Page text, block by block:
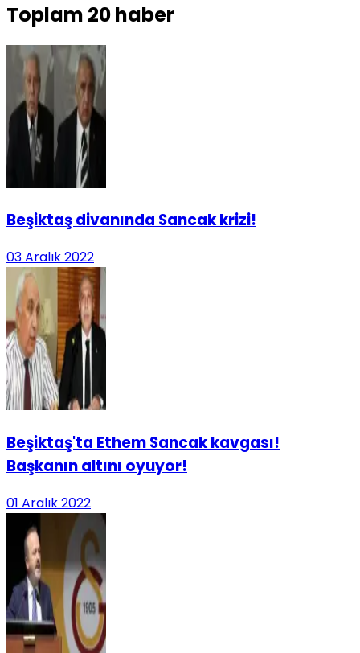
Toplam 20haber
Beşiktaş divanında Sancak krizi!
03 Aralık 2022
Beşiktaş'ta Ethem Sancak kavgası!
Başkanın altını oyuyor!
01 Aralık 2022